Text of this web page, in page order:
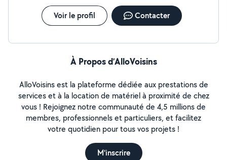
garde d enfants . le public compliqué ( situation de
handicap , âgée avec des pathologies compliquées) c
est mon domaine alors hésiter pas a me contacter pour
Voir le profil Contacter
À Propos d’AlloVoisins
AlloVoisins est la plateforme dédiée aux prestations de
services et à la location de matériel à proximité de chez
vous ! Rejoignez notre communauté de 4,5 millions de
membres, professionnels et particuliers, et facilitez
votre quotidien pour tous vos projets !
M'inscrire